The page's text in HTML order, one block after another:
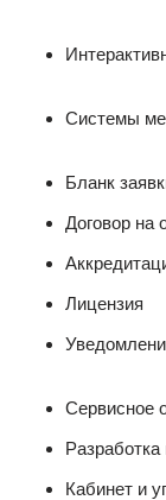
Системы
Бланк
Договор на
Лицензия
Сервисное
Кабинет и